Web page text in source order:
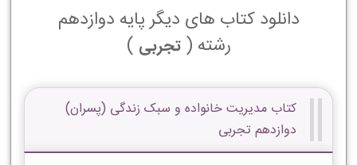
دانلود کتاب های دیگر پایه دوازدهم
رشته (تجربی )
کتاب مدیریت خانواده و سبک زندگی (پسران)
دوازدهم تجربی